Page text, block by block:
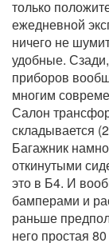
только
ежедневной
ничего не
удобные.
приборов
многим
Салон
складывается
Багажник
откинутыми
это в Б4. И
бамперами и
раньше
него простая